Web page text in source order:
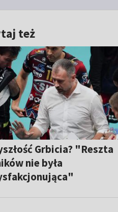
też
Grbicia? "Reszta
nie była